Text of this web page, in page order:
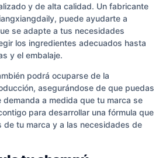
y de alta calidad. Un fabricante
puede ayudarte a
se adapte a tus necesidades
los ingredientes adecuados hasta
y el embalaje.
podrá ocuparse de la
asegurándose de que puedas
a medida que tu marca se
para desarrollar una fórmula que
de tu marca y a las necesidades de